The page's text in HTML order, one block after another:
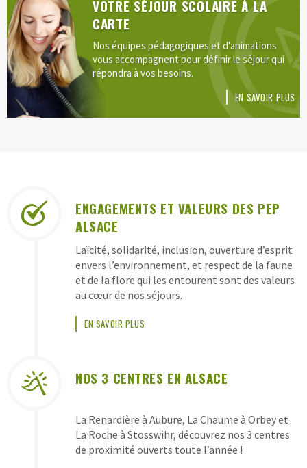
VOTRE SÉJOUR SCOLAIRE À LA
CARTE
Nos équipes pédagogiques et d'animations
vous accompagnent pour définir le séjour qui
répondra à vos besoins.
EN SAVOIR PLUS
GARANTIES
DÉCOUVERTES
ENGAGEMENTS ET VALEURS DES PEP
ALSACE
Laïcité, solidarité, inclusion, ouverture d’esprit
envers l’environnement, et respect de la faune
et de la flore qui les entourent sont des valeurs
au cœur de nos séjours.
EN SAVOIR PLUS
NOS 3 CENTRES EN ALSACE
La Renardière à Aubure, La Chaume à Orbey et
La Roche à Stosswihr, découvrez nos 3 centres
de proximité ouverts toute l’année !